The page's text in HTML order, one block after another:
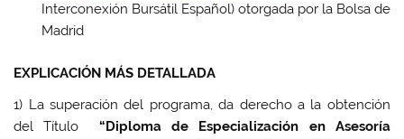
Interconexión Bursátil Español) otorgada por la Bolsa de
Madrid
EXPLICACIÓN MÁS DETALLADA
1) La superación del programa, da derecho a la obtención
del Título “Diploma de Especialización en Asesoría